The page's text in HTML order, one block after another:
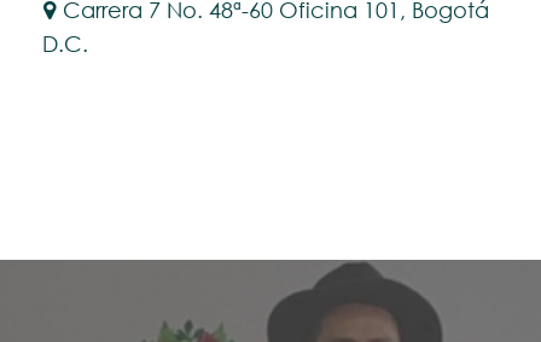
Carrera 7 No. 48ª-60 Oficina 101, Bogotá
D.C.